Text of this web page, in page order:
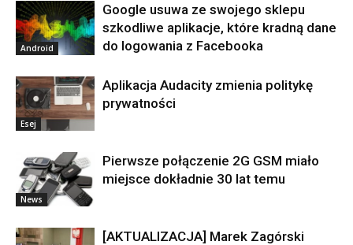
Android
Google usuwa ze swojego sklepu
szkodliwe aplikacje, które kradną dane
do logowania z Facebooka
Esej
Aplikacja Audacity zmienia politykę
prywatności
News
Pierwsze połączenie 2G GSM miało
miejsce dokładnie 30 lat temu
[AKTUALIZACJA] Marek Zagórski